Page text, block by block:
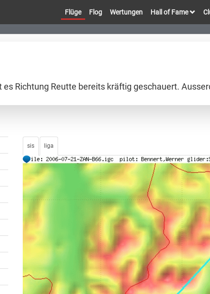
Flüge Flog Wertungen Hall of Fame
Richtung Reutte bereits kräftig geschauert.
sis liga